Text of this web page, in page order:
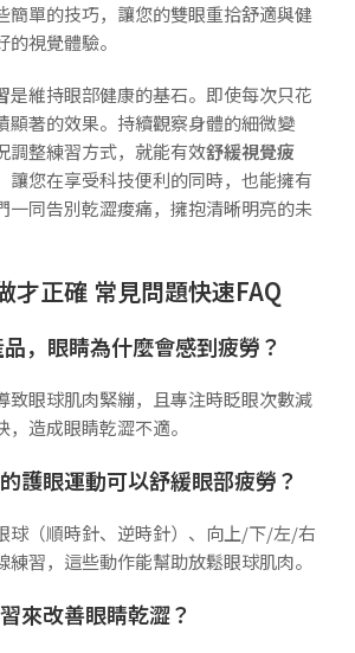
簡單的技巧，讓您的雙眼重拾舒適與健
視覺體驗。
是維持眼部健康的基石。即使每次只花
顯著的效果。持續觀察身體的細微變
調整練習方式，就能有效舒緩視覺疲
讓您在享受科技便利的同時，也能擁有
一同告別乾澀痠痛，擁抱清晰明亮的未
才正確 常見問題快速FAQ
，眼睛為什麼會感到疲勞？
致眼球肌肉緊繃，且專注時眨眼次數減
造成眼睛乾澀不適。
護眼運動可以舒緩眼部疲勞？
球（順時針、逆時針）、向上/下/左/右
習，這些動作能幫助放鬆眼球肌肉。
來改善眼睛乾澀？